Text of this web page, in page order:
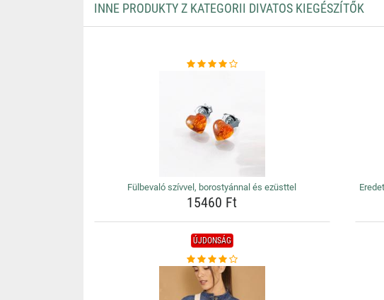
INNE PRODUKTY Z KATEGORII DIVATOS KIEGÉSZÍTŐK
Fülbevaló szívvel, borostyánnal és ezüsttel
15460 Ft
ÚJDONSÁG